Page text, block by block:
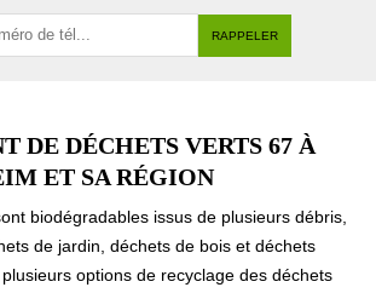
DE DÉCHETS VERTS 67 À
ET SA RÉGION
biodégradables issus de plusieurs débris,
de jardin, déchets de bois et déchets
options de recyclage des déchets